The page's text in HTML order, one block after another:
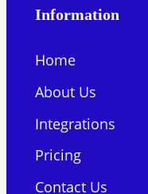
Information
Home
About Us
Integrations
Pricing
Contact Us